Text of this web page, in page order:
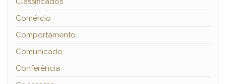
Comércio
Comportamento
Comunicado
Conferência